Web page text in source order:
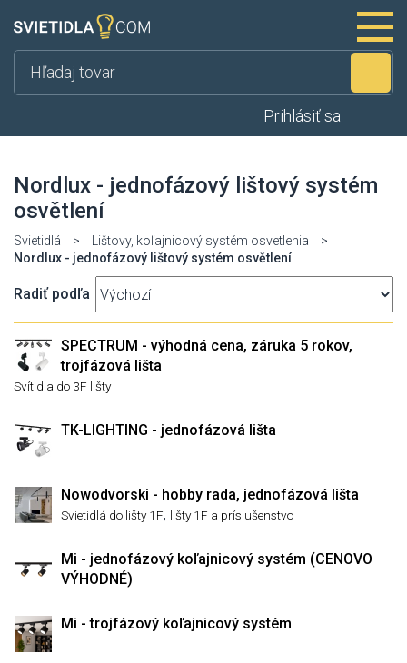
Prihlásiť sa
Nordlux - jednofázový lištový systém
osvětlení
Svietidlá > Lištovy, koľajnicový systém osvetlenia
>
Nordlux - jednofázový lištový systém osvětlení
Radiť podľa
SPECTRUM - výhodná cena, záruka 5 rokov,
trojfázová lišta
Svítidla do 3F lišty
TK-LIGHTING - jednofázová lišta
Nowodvorski - hobby rada, jednofázová lišta
Svietidlá do lišty 1F, lišty 1F a príslušenstvo
Mi - jednofázový koľajnicový systém (CENOVO
VÝHODNÉ)
Mi - trojfázový koľajnicový systém